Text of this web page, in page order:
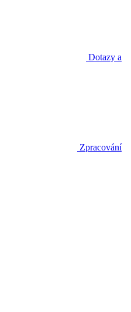
Dotazy a
Zpracování